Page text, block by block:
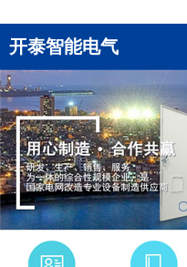
开泰智能电气